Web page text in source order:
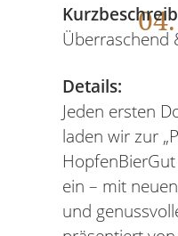
04
Überraschend
Details:
Jeden ersten
laden wir zur
ein – mit
und